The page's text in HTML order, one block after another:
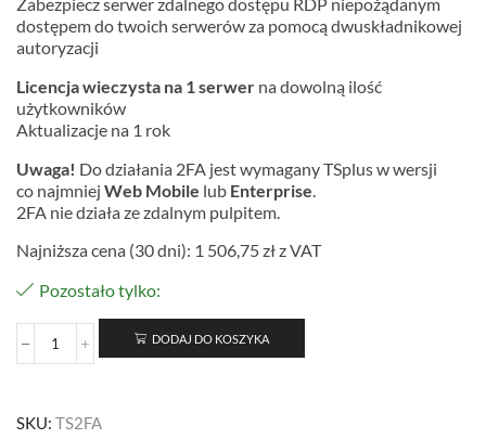
dostępem do twoich serwerów za pomocą dwuskładnikowej
autoryzacji
Licencja wieczysta na 1 serwer na dowolną ilość
użytkowników
Aktualizacje na 1 rok
Uwaga! Do działania 2FA jest wymagany TSplus w wersji
co najmniej Web Mobile lub Enterprise
2FA nie działa ze zdalnym pulpitem.
Najniższa cena (30 dni): 1 506,75złz VAT
Pozostało tylko:
DODAJ DO KOSZYKA
SKU: TS2FA